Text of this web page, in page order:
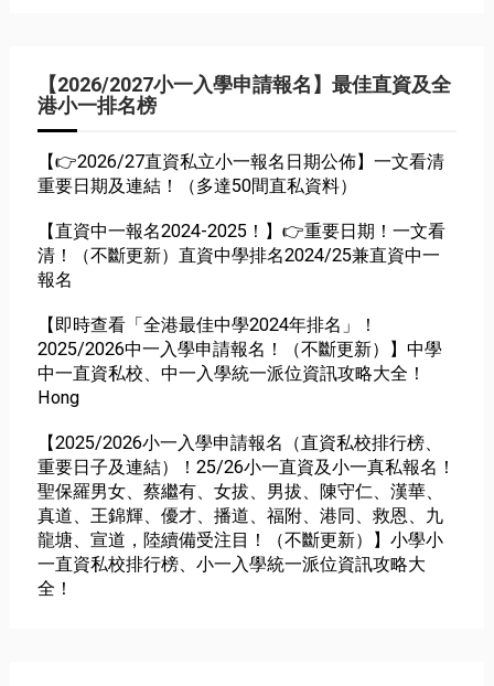
【2026/2027小一入學申請報名】最佳直資及全
港小一排名榜
【👉2026/27直資私立小一報名日期公佈】一文看清
重要日期及連結！（多達50間直私資料）
【直資中一報名2024-2025！】👉重要日期！一文看
清！（不斷更新）直資中學排名2024/25兼直資中一
報名
【即時查看「全港最佳中學2024年排名」！
2025/2026中一入學申請報名！（不斷更新）】中學
中一直資私校、中一入學統一派位資訊攻略大全！
Hong
【2025/2026小一入學申請報名（直資私校排行榜、
重要日子及連結）！25/26小一直資及小一真私報名！
聖保羅男女、蔡繼有、女拔、男拔、陳守仁、漢華、
真道、王錦輝、優才、播道、福附、港同、救恩、九
龍塘、宣道，陸續備受注目！（不斷更新）】小學小
一直資私校排行榜、小一入學統一派位資訊攻略大
全！